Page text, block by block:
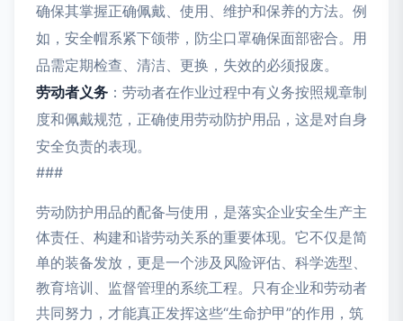
确保其掌握正确佩戴、使用、维护和保养的方法。例
如，安全帽系紧下颌带，防尘口罩确保面部密合。用
品需定期检查、清洁、更换，失效的必须报废。
劳动者义务 ：劳动者在作业过程中有义务按照规章制
度和佩戴规范，正确使用劳动防护用品，这是对自身
安全负责的表现。
###
劳动防护用品的配备与使用，是落实企业安全生产主
体责任、构建和谐劳动关系的重要体现。它不仅是简
单的装备发放，更是一个涉及风险评估、科学选型、
教育培训、监督管理的系统工程。只有企业和劳动者
共同努力，才能真正发挥这些“生命护甲”的作用，筑